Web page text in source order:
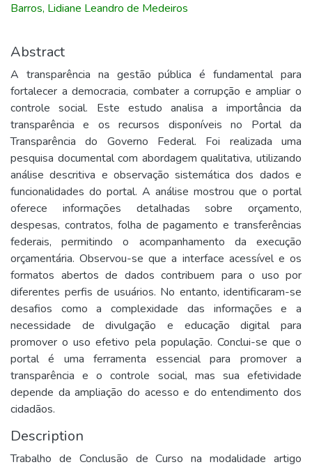
Barros, Lidiane Leandro de Medeiros
Abstract
A transparência na gestão pública é fundamental para
fortalecer a democracia, combater a corrupção e ampliar o
controle social. Este estudo analisa a importância da
transparência e os recursos disponíveis no Portal da
Transparência do Governo Federal. Foi realizada uma
pesquisa documental com abordagem qualitativa, utilizando
análise descritiva e observação sistemática dos dados e
funcionalidades do portal. A análise mostrou que o portal
oferece informações detalhadas sobre orçamento,
despesas, contratos, folha de pagamento e transferências
federais, permitindo o acompanhamento da execução
orçamentária. Observou-se que a interface acessível e os
formatos abertos de dados contribuem para o uso por
diferentes perfis de usuários. No entanto, identificaram-se
desafios como a complexidade das informações e a
necessidade de divulgação e educação digital para
promover o uso efetivo pela população. Conclui-se que o
portal é uma ferramenta essencial para promover a
transparência e o controle social, mas sua efetividade
depende da ampliação do acesso e do entendimento dos
cidadãos.
Description
Trabalho de Conclusão de Curso na modalidade artigo